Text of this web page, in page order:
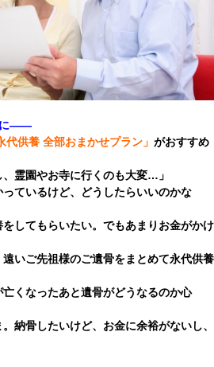
に――
代供養 全部おまかせプラン」 がおすすめ
、霊園やお寺に行くのも大変…」
っているけど、どうしたらいいのかな
をしてもらいたい。でもあまりお金がかけ
遠いご先祖様のご遺骨をまとめて永代供養
亡くなったあと遺骨がどうなるのか心
納骨したいけど、お金に余裕がないし、